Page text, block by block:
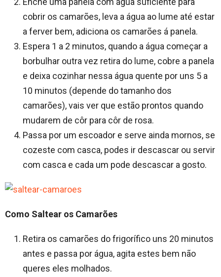
cobrir os camarões, leva a água ao lume até estar
a ferver bem, adiciona os camarões á panela.
Espera 1 a 2 minutos, quando a água começar a
borbulhar outra vez retira do lume, cobre a panela
e deixa cozinhar nessa água quente por uns 5 a
10 minutos (depende do tamanho dos
camarões), vais ver que estão prontos quando
mudarem de côr para côr de rosa.
Passa por um escoador e serve ainda mornos, se
cozeste com casca, podes ir descascar ou servir
com casca e cada um pode descascar a gosto.
Como Saltear os Camarões
Retira os camarões do frigorífico uns 20 minutos
antes e passa por água, agita estes bem não
queres eles molhados.